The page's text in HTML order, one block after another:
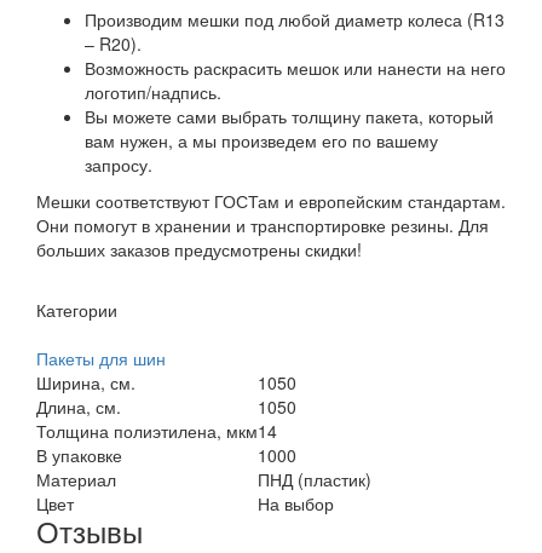
Производим мешки под любой диаметр колеса (R13
– R20).
Возможность раскрасить мешок или нанести на него
логотип/надпись.
Вы можете сами выбрать толщину пакета, который
вам нужен, а мы произведем его по вашему
запросу.
Мешки соответствуют ГОСТам и европейским стандартам.
Они помогут в хранении и транспортировке резины. Для
больших заказов предусмотрены скидки!
Категории
Пакеты для шин
Ширина, см.
1050
Длина, см.
1050
Толщина полиэтилена, мкм14
В упаковке
1000
Материал
ПНД (пластик)
Цвет
На выбор
Отзывы